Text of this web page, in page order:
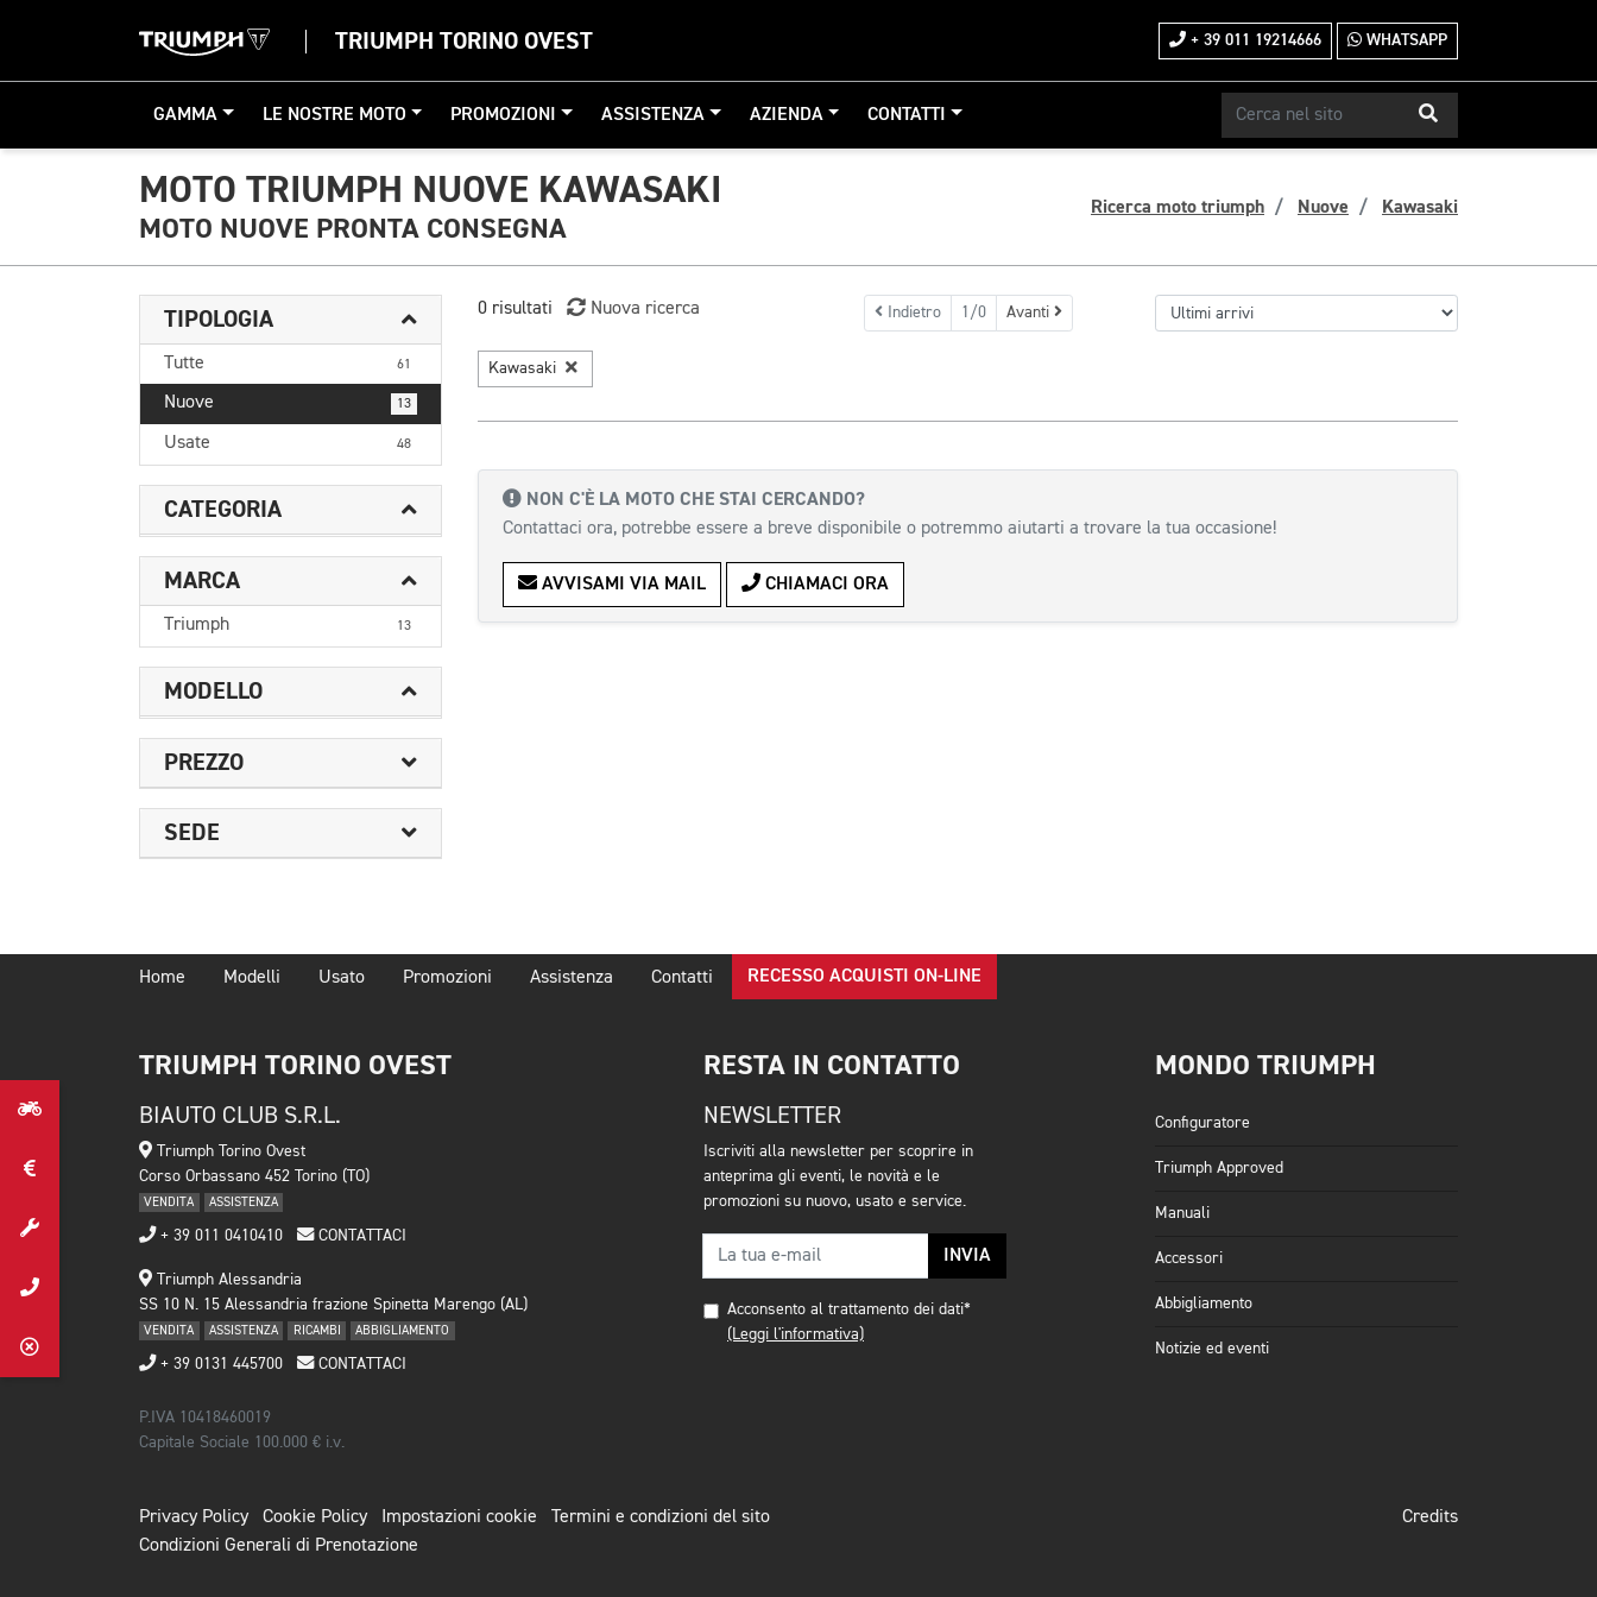
TRIUMPH TORINO OVEST + 39 011 19214666 WHATSAPP
GAMMA LE NOSTRE MOTO PROMOZIONI ASSISTENZA AZIENDA CONTATTI
MOTO TRIUMPH NUOVE KAWASAKI
MOTO NUOVE PRONTA CONSEGNA
Ricerca moto triumph Nuove Kawasaki
TIPOLOGIA
Tutte 61
Nuove 13
Usate 48
CATEGORIA
MARCA
Triumph 13
MODELLO
PREZZO
SEDE
0 risultati Nuova ricerca Indietro 1/0 Avanti
Kawasaki
NON C'È LA MOTO CHE STAI CERCANDO?
Contattaci ora, potrebbe essere a breve disponibile o potremmo aiutarti a trovare la tua occasione!
AVVISAMI VIA MAIL CHIAMACI ORA
Home Modelli Usato Promozioni Assistenza Contatti RECESSO ACQUISTI ON-LINE
TRIUMPH TORINO OVEST
BIAUTO CLUB S.R.L.
Triumph Torino Ovest
Corso Orbassano 452 Torino (TO)
VENDITA ASSISTENZA
+ 39 011 0410410 CONTATTACI
Triumph Alessandria
SS 10 N. 15 Alessandria frazione Spinetta Marengo (AL)
VENDITA ASSISTENZA RICAMBI ABBIGLIAMENTO
+ 39 0131 445700 CONTATTACI
P.IVA 10418460019
Capitale Sociale 100.000 € i.v.
RESTA IN CONTATTO
NEWSLETTER
Iscriviti alla newsletter per scoprire in
anteprima gli eventi, le novità e le
promozioni su nuovo, usato e service.
INVIA
Acconsento al trattamento dei dati*
(Leggi l'informativa)
MONDO TRIUMPH
Configuratore
Triumph Approved
Manuali
Accessori
Abbigliamento
Notizie ed eventi
Privacy Policy Cookie Policy Impostazioni cookie
Termini e condizioni del sito
Condizioni Generali di Prenotazione
Credits